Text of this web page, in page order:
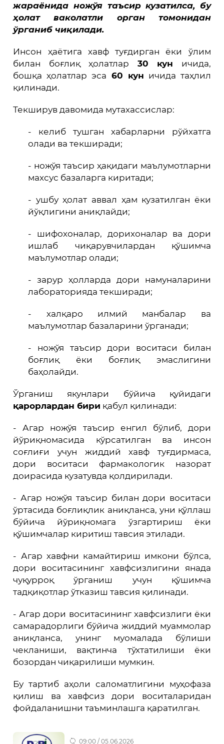
жараёнида ножўя таъсир кузатилса, бу
ҳолат ваколатли орган томонидан
ўрганиб чиқилади.
Инсон ҳаётига хавф туғдирган ёки ўлим
билан боғлиқ ҳолатлар 30 кун ичида,
бошқа ҳолатлар эса 60 кун ичида таҳлил
қилинади.
Текширув давомида мутахассислар:
- келиб тушган хабарларни рўйхатга
олади ва текширади;
- ножўя таъсир ҳақидаги маълумотларни
махсус базаларга киритади;
- ушбу ҳолат аввал ҳам кузатилган ёки
йўқлигини аниқлайди;
- шифохоналар, дорихоналар ва дори
ишлаб чиқарувчилардан қўшимча
маълумотлар олади;
- зарур ҳолларда дори намуналарини
лабораторияда текширади;
- халқаро илмий манбалар ва
маълумотлар базаларини ўрганади;
- ножўя таъсир дори воситаси билан
боғлиқ ёки боғлиқ эмаслигини
баҳолайди.
Ўрганиш якунлари бўйича қуйидаги
қарорлардан бири қабул қилинади:
- Агар ножўя таъсир енгил бўлиб, дори
йўриқномасида кўрсатилган ва инсон
соғлиғи учун жиддий хавф туғдирмаса,
дори воситаси фармакологик назорат
доирасида кузатувда қолдирилади.
- Агар ножўя таъсир билан дори воситаси
ўртасида боғлиқлик аниқланса, уни қўллаш
бўйича йўриқномага ўзгартириш ёки
қўшимчалар киритиш тавсия этилади.
- Агар хавфни камайтириш имкони бўлса,
дори воситасининг хавфсизлигини янада
чуқурроқ ўрганиш учун қўшимча
тадқиқотлар ўтказиш тавсия қилинади.
- Агар дори воситасининг хавфсизлиги ёки
самарадорлиги бўйича жиддий муаммолар
аниқланса, унинг муомалада бўлиши
чекланиши, вақтинча тўхтатилиши ёки
бозордан чиқарилиши мумкин.
Бу тартиб аҳоли саломатлигини муҳофаза
қилиш ва хавфсиз дори воситаларидан
фойдаланишни таъминлашга қаратилган.
09:00 / 05.06.2026